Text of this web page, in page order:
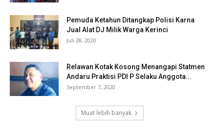
Pemuda Ketahun Ditangkap Polisi Karna
Jual Alat DJ Milik Warga Kerinci
Juli 28, 2020
Relawan Kotak Kosong Menangapi Statmen
Andaru Praktisi PDI P Selaku Anggota...
September 7, 2020
Muat lebih banyak